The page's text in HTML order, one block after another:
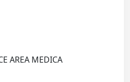
AREA MEDICA